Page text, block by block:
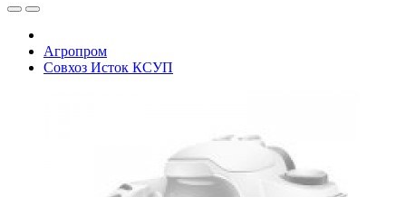
Агропром
Совхоз Исток КСУП